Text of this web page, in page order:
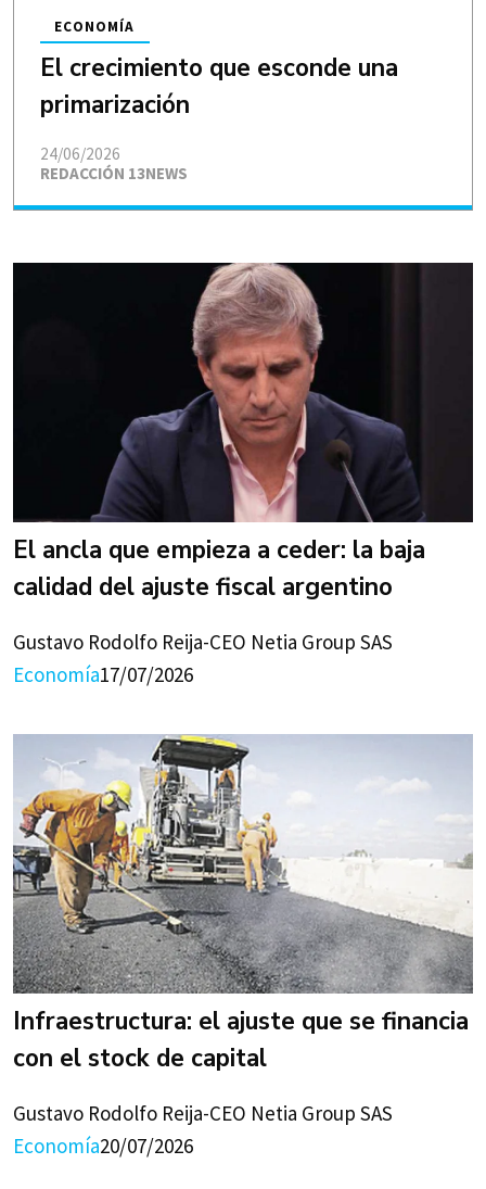
El crecimiento que esconde una
primarización
REDACCIÓN 13NEWS
ECONOMÍA
24/06/2026
El ancla que empieza a ceder: la baja
calidad del ajuste fiscal argentino
Gustavo Rodolfo Reija-CEO Netia Group SAS
Economía17/07/2026
Infraestructura: el ajuste que se financia
con el stock de capital
Gustavo Rodolfo Reija-CEO Netia Group SAS
Economía20/07/2026